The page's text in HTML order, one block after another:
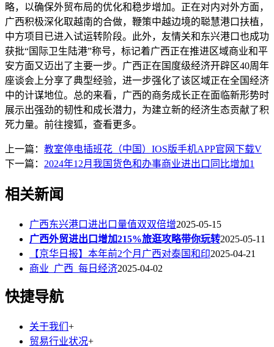
略，以确保外贸布局的优化和稳步增加。正在对内对外方面，
广西积极深化取越南的合做，鞭策中越边境的聪慧港口扶植，
中方项目已进入试运转阶段。此外，友情关和东兴港口也成功
获批“国际卫生陆港”称号，标记着广西正在推进区域商业和平
安方面又迈出了主要一步。广西正在国度级经济开辟区40周年
座谈会上分享了典型经验，进一步强化了该区域正在全国经济
中的计谋地位。总的来看，广西的商务成长正在面临新形势时
展示出强劲的韧性和成长潜力，为建立新的经济生态贡献了积
死力量。前往搜狐，查看更多。
上一篇： 教室停电插班花（中国）IOS版手机APP官网下载V
下一篇： 2024年12月我国货色和办事商业进出口同比增加1
相关新闻
广西东兴港口进出口量值双双倍增2025-05-15
广西外贸进出口增加215%旅逛攻略带你玩转2025-05-11
【京华日报】本年前2个月广西对泰国和印2025-04-21
商业_广西_每日经济2025-04-02
快捷导航
关于我们 +
贸易行业状况+